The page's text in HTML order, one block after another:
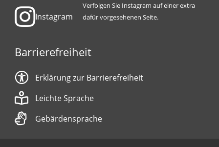
Instagram
Verfolgen Sie Instagram auf einer extra
dafür vorgesehenen Seite.
Barrierefreiheit
Erklärung zur Barrierefreiheit
Leichte Sprache
Gebärdensprache